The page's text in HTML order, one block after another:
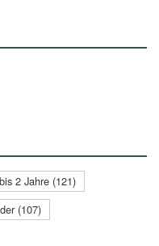
2 Jahre (121)
(107)